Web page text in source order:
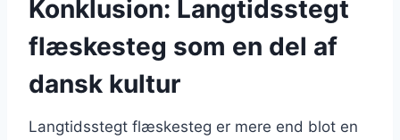
Konklusion: Langtidsstegt
flæskesteg som en del af
dansk kultur
Langtidsstegt flæskesteg er mere end blot en